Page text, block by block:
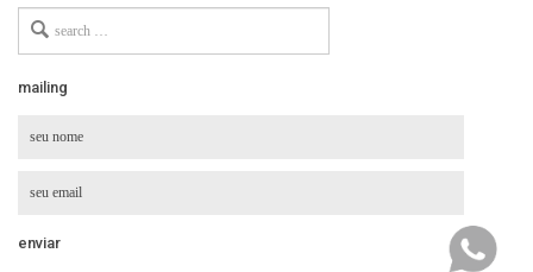
for
mailing